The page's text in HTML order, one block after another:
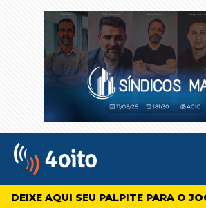
4oito
DEIXE AQUI SEU PALPITE PARA O